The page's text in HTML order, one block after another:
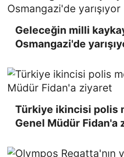
Geleceğin milli
Osmangazi'de
Türkiye ikincisi polis
Genel Müdür Fidan'a